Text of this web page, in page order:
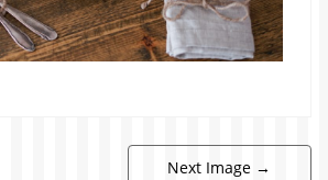
Next Image →